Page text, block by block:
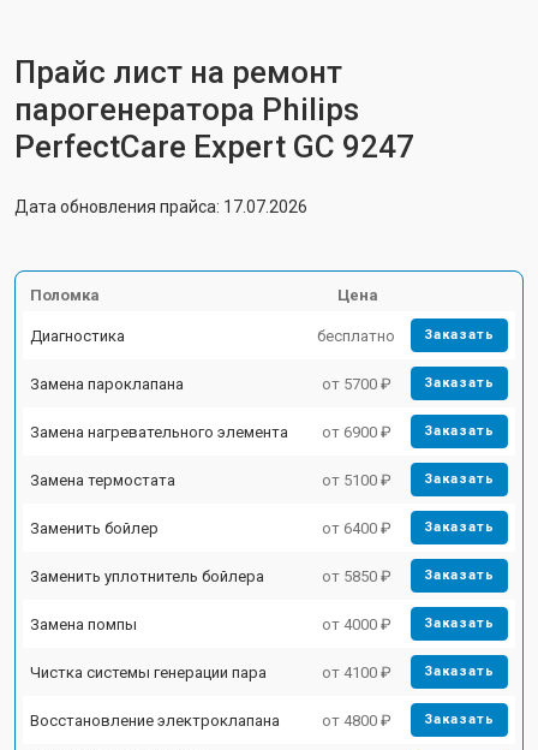
Прайс лист на ремонт
парогенератора Philips
PerfectCare Expert GC 9247
Дата обновления прайса: 17.07.2026
Поломка Цена
Диагностика бесплатно Заказать
Замена пароклапана от 5700 ₽ Заказать
Замена нагревательного элемента от 6900 ₽ Заказать
Замена термостата от 5100 ₽ Заказать
Заменить бойлер от 6400 ₽ Заказать
Заменить уплотнитель бойлера от 5850 ₽ Заказать
Замена помпы от 4000 ₽ Заказать
Чистка системы генерации пара от 4100 ₽ Заказать
Восстановление электроклапана от 4800 ₽ Заказать